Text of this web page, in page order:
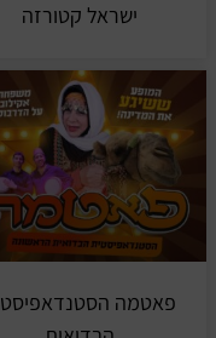
ישראל קטורזה
פאטמה